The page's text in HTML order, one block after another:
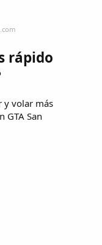
rápido
y volar más
GTA San